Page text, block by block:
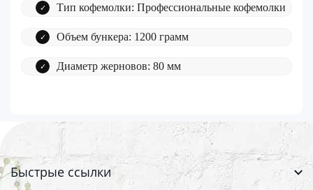
Тип кофемолки: Профессиональные кофемолки
Объем бункера: 1200 грамм
Диаметр жерновов: 80 мм
Быстрые ссылки